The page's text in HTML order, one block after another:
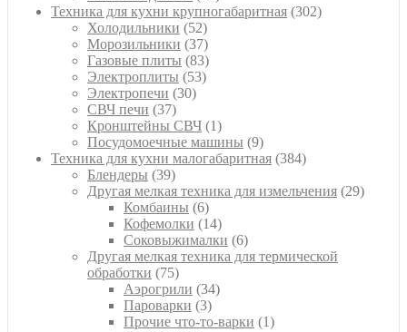
товаров
Техника для кухни крупногабаритная 302302
Холодильники 5252
товара
Морозильники 3737
товаров
Газовые плиты 8383
товара
Электроплиты 5353
Электропечи 3030
СВЧ печи 3737
товаров
Кронштейны СВЧ 11
товар
Посудомоечные машины 99
товаров
Техника для кухни малогабаритная 384384
Блендеры 3939
товаров
Другая мелкая техника для измельчения 2929
Комбаины 66
товаров
Кофемолки 1414
товаров
Соковыжималки 66
товаров
Другая мелкая техника для термической
обработки
7575
товаров
Аэрогрили 3434
Пароварки 33
товара
Прочие что-то-варки 11